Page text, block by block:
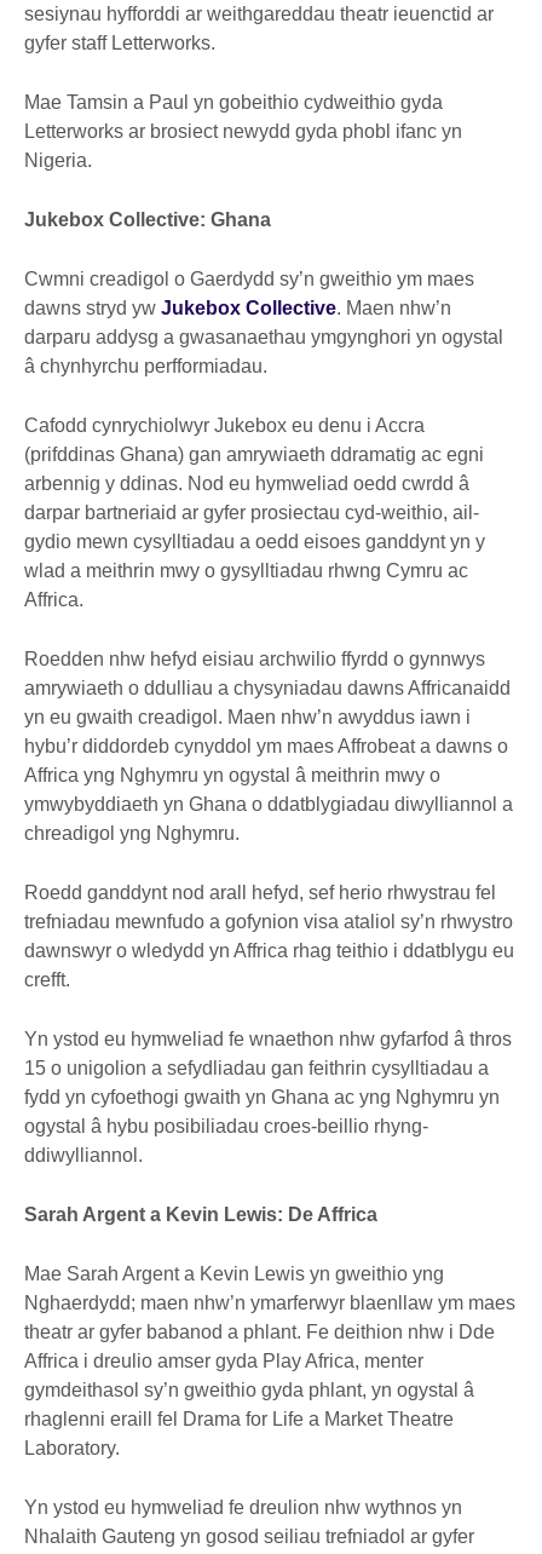
sesiynau hyfforddi ar weithgareddau theatr ieuenctid ar
gyfer staff Letterworks.
Mae Tamsin a Paul yn gobeithio cydweithio gyda
Letterworks ar brosiect newydd gyda phobl ifanc yn
Nigeria.
Jukebox Collective: Ghana
Cwmni creadigol o Gaerdydd sy’n gweithio ym maes
dawns stryd yw Jukebox Collective. Maen nhw’n
darparu addysg a gwasanaethau ymgynghori yn ogystal
â chynhyrchu perfformiadau.
Cafodd cynrychiolwyr Jukebox eu denu i Accra
(prifddinas Ghana) gan amrywiaeth ddramatig ac egni
arbennig y ddinas. Nod eu hymweliad oedd cwrdd â
darpar bartneriaid ar gyfer prosiectau cyd-weithio, ail-
gydio mewn cysylltiadau a oedd eisoes ganddynt yn y
wlad a meithrin mwy o gysylltiadau rhwng Cymru ac
Affrica.
Roedden nhw hefyd eisiau archwilio ffyrdd o gynnwys
amrywiaeth o ddulliau a chysyniadau dawns Affricanaidd
yn eu gwaith creadigol. Maen nhw’n awyddus iawn i
hybu’r diddordeb cynyddol ym maes Affrobeat a dawns o
Affrica yng Nghymru yn ogystal â meithrin mwy o
ymwybyddiaeth yn Ghana o ddatblygiadau diwylliannol a
chreadigol yng Nghymru.
Roedd ganddynt nod arall hefyd, sef herio rhwystrau fel
trefniadau mewnfudo a gofynion visa ataliol sy’n rhwystro
dawnswyr o wledydd yn Affrica rhag teithio i ddatblygu eu
crefft.
Yn ystod eu hymweliad fe wnaethon nhw gyfarfod â thros
15 o unigolion a sefydliadau gan feithrin cysylltiadau a
fydd yn cyfoethogi gwaith yn Ghana ac yng Nghymru yn
ogystal â hybu posibiliadau croes-beillio rhyng-
ddiwylliannol.
Sarah Argent a Kevin Lewis: De Affrica
Mae Sarah Argent a Kevin Lewis yn gweithio yng
Nghaerdydd; maen nhw’n ymarferwyr blaenllaw ym maes
theatr ar gyfer babanod a phlant. Fe deithion nhw i Dde
Affrica i dreulio amser gyda Play Africa, menter
gymdeithasol sy’n gweithio gyda phlant, yn ogystal â
rhaglenni eraill fel Drama for Life a Market Theatre
Laboratory.
Yn ystod eu hymweliad fe dreulion nhw wythnos yn
Nhalaith Gauteng yn gosod seiliau trefniadol ar gyfer